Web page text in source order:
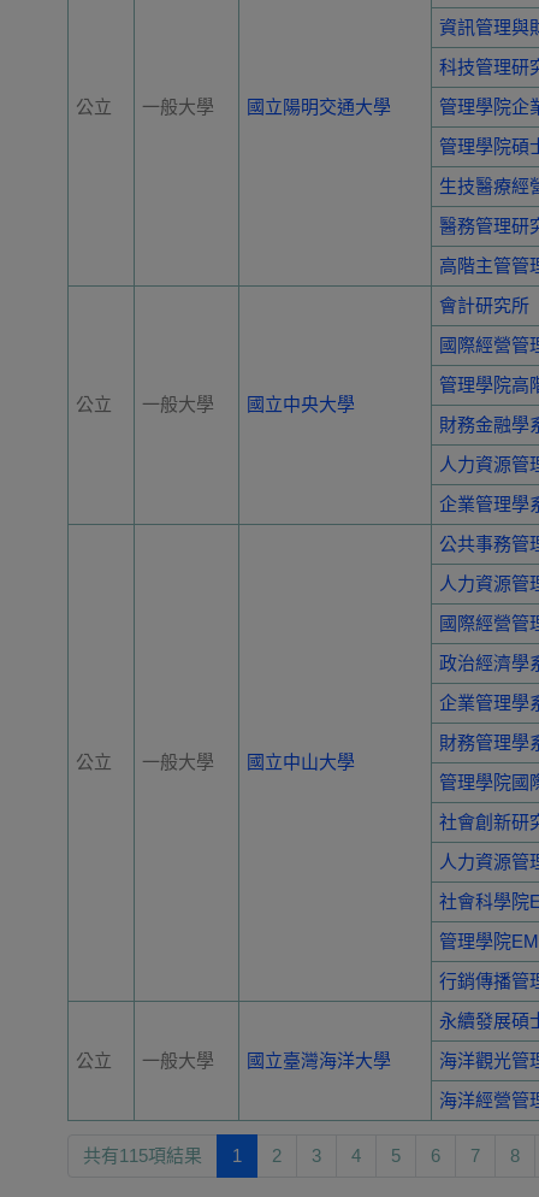
公立 一般大學 國立陽明交通大學
資訊管理與
科技管理研
管理學院企
管理學院碩
生技醫療經
醫務管理研
高階主管管
公立 一般大學 國立中央大學
會計研究所
國際經營管
管理學院高
財務金融學
人力資源管
企業管理學
公立 一般大學 國立中山大學
公共事務管
人力資源管
國際經營管
政治經濟學
企業管理學
財務管理學
管理學院國
社會創新研
人力資源管
社會科學院
管理學院
行銷傳播管
公立 一般大學 國立臺灣海洋大學
永續發展碩
海洋觀光管
海洋經營管
共有115項結果 1 2 3 4 5 6 7 8